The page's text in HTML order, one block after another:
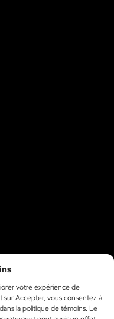
votre expérience de
sur Accepter, vous consentez à
la politique de témoins. Le